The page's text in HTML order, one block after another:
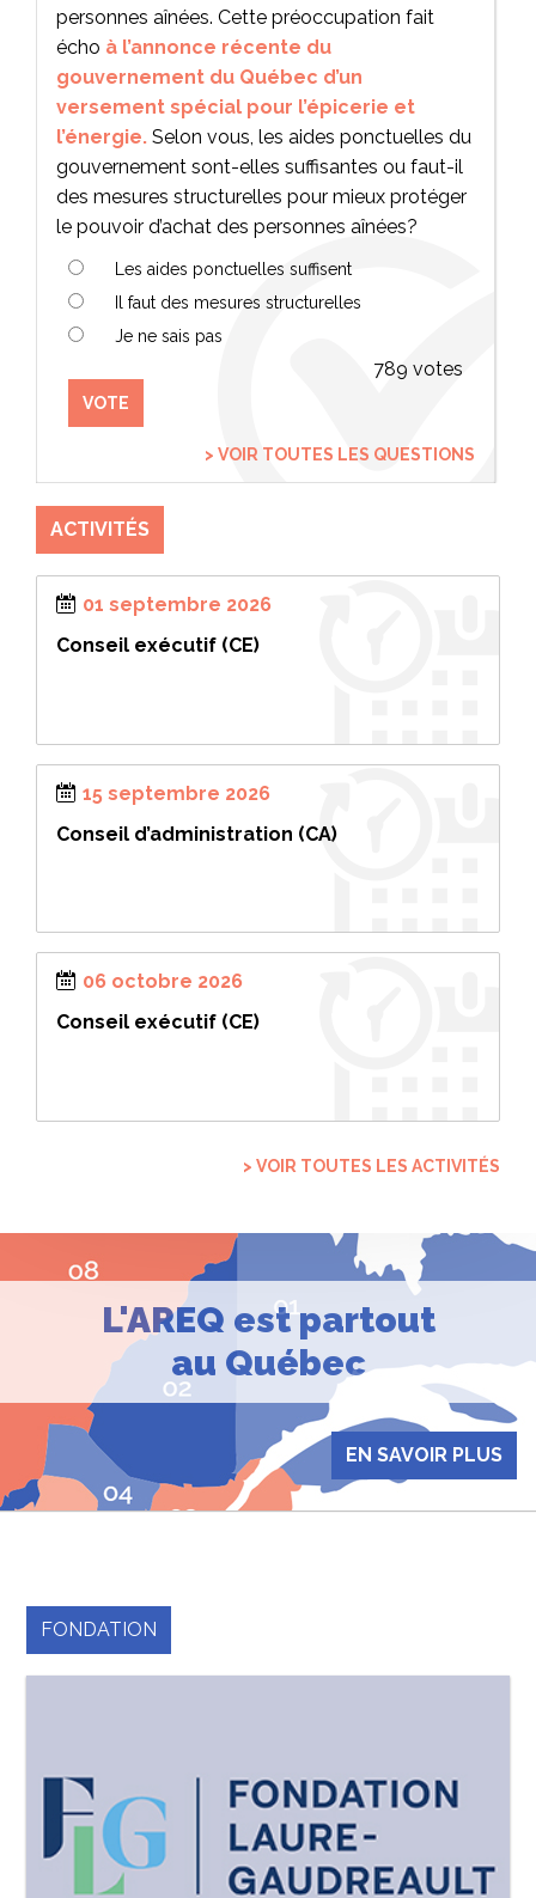
personnes aînées. Cette préoccupation fait
écho à l’annonce récente du
gouvernement du Québec d’un
versement spécial pour l’épicerie et
l’énergie. Selon vous, les aides ponctuelles du
gouvernement sont-elles suffisantes ou faut-il
des mesures structurelles pour mieux protéger
le pouvoir d’achat des personnes aînées?
Les aides ponctuelles suffisent
Il faut des mesures structurelles
Je ne sais pas
789
VOTE
> VOIR TOUTES LES QUESTIONS
ACTIVITÉS
01 septembre 2026
Conseil exécutif (CE)
15 septembre 2026
Conseil d’administration (CA)
06 octobre 2026
Conseil exécutif (CE)
> VOIR TOUTES LES ACTIVITÉS
L'AREQ est partout
au Québec
EN SAVOIR PLUS
FONDATION